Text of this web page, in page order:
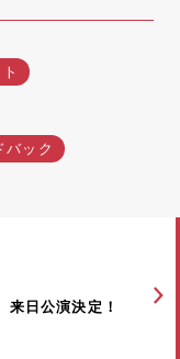
バック
日公演決定！